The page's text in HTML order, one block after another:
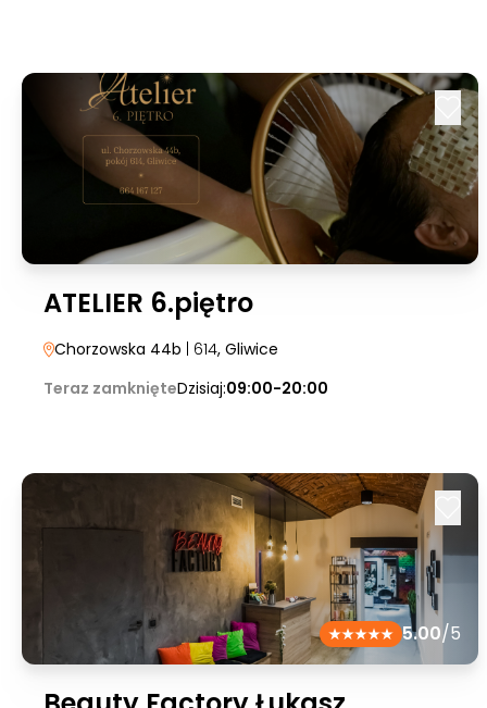
ATELIER 6.piętro
Chorzowska 44b | 614, Gliwice
Teraz zamknięteDzisiaj:09:00-20:00
5.00/5